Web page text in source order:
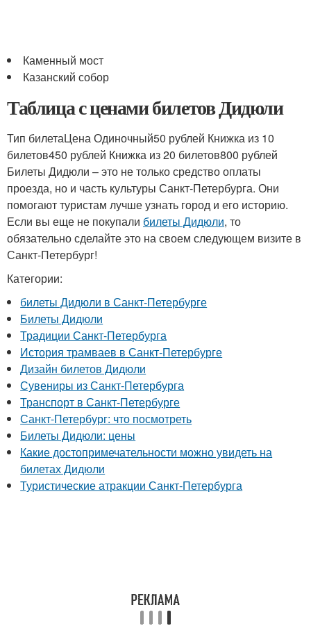
Каменный мост
Казанский собор
Таблица с ценами билетов Дидюли
Тип билетаЦена Одиночный50 рублей Книжка из 10
билетов450 рублей Книжка из 20 билетов800 рублей
Билеты Дидюли – это не только средство оплаты
проезда, но и часть культуры Санкт-Петербурга. Они
помогают туристам лучше узнать город и его историю.
Если вы еще не покупали билеты Дидюли, то
обязательно сделайте это на своем следующем визите в
Санкт-Петербург!
Категории:
билеты Дидюли в Санкт-Петербурге
Билеты Дидюли
Традиции Санкт-Петербурга
История трамваев в Санкт-Петербурге
Дизайн билетов Дидюли
Сувениры из Санкт-Петербурга
Транспорт в Санкт-Петербурге
Санкт-Петербург: что посмотреть
Билеты Дидюли: цены
Какие достопримечательности можно увидеть на
билетах Дидюли
Туристические атракции Санкт-Петербурга